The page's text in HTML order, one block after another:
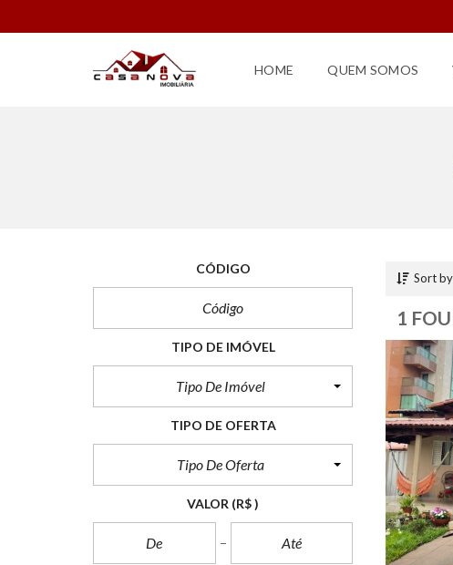
HOME QUEM SOMOS
CÓDIGO
TIPO DE IMÓVEL
Tipo De Imóvel
TIPO DE OFERTA
Tipo De Oferta
VALOR (R$ )
Sort
1